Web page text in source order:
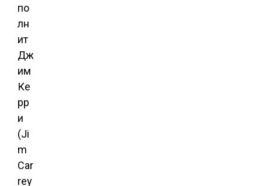
по
лн
ит
Дж
им
Ке
рр
и
(Ji
m
Car
rey